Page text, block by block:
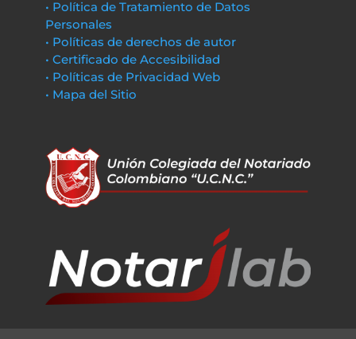
• Política de Tratamiento de Datos
Personales
• Políticas de derechos de autor
• Certificado de Accesibilidad
• Políticas de Privacidad Web
• Mapa del Sitio